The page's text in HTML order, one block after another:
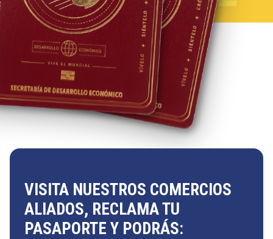
VISITA NUESTROS COMERCIOS
ALIADOS, RECLAMA TU
PASAPORTE Y PODRÁS: